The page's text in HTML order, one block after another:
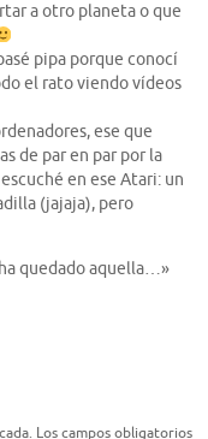
a otro planeta o que
pipa porque conocí
el rato viendo vídeos
ese que
de par en par por la
en ese Atari: un
(jajaja), pero
quedado aquella…»
Los campos obligatorios